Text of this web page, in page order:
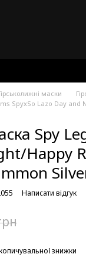
маски
SpyxSo Lazo Day
Spy
Happy
Написати відгук
знижки